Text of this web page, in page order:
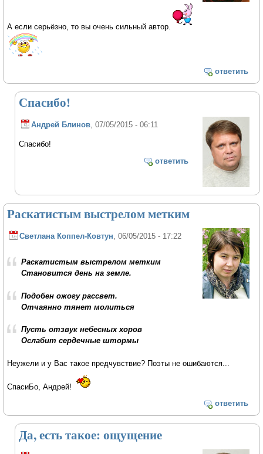
А если серьёзно, то вы очень сильный автор.
ответить
Спасибо!
Андрей Блинов, 07/05/2015 - 06:11
Спасибо!
ответить
Раскатистым выстрелом метким
Светлана Коппел-Ковтун , 06/05/2015 - 17:22
Раскатистым выстрелом метким
Становится день на земле.
Подобен ожогу рассвет.
Отчаянно тянет молиться
Пусть отзвук небесных хоров
Ослабит сердечные штормы
Неужели и у Вас такое предчувствие? Поэты не ошибаются...
СпасиБо, Андрей!
ответить
Да, есть такое: ощущение